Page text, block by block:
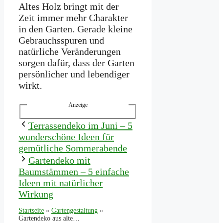
Altes Holz bringt mit der
Zeit immer mehr Charakter
in den Garten. Gerade kleine
Gebrauchsspuren und
natürliche Veränderungen
sorgen dafür, dass der Garten
persönlicher und lebendiger
wirkt.
Anzeige
Terrassendeko im Juni – 5
wunderschöne Ideen für
gemütliche Sommerabende
Gartendeko mit
Baumstämmen – 5 einfache
Ideen mit natürlicher
Wirkung
Startseite » Gartengestaltung »
Gartendeko aus altem Holz – 5 wunderschöne Ideen für deinen Garten